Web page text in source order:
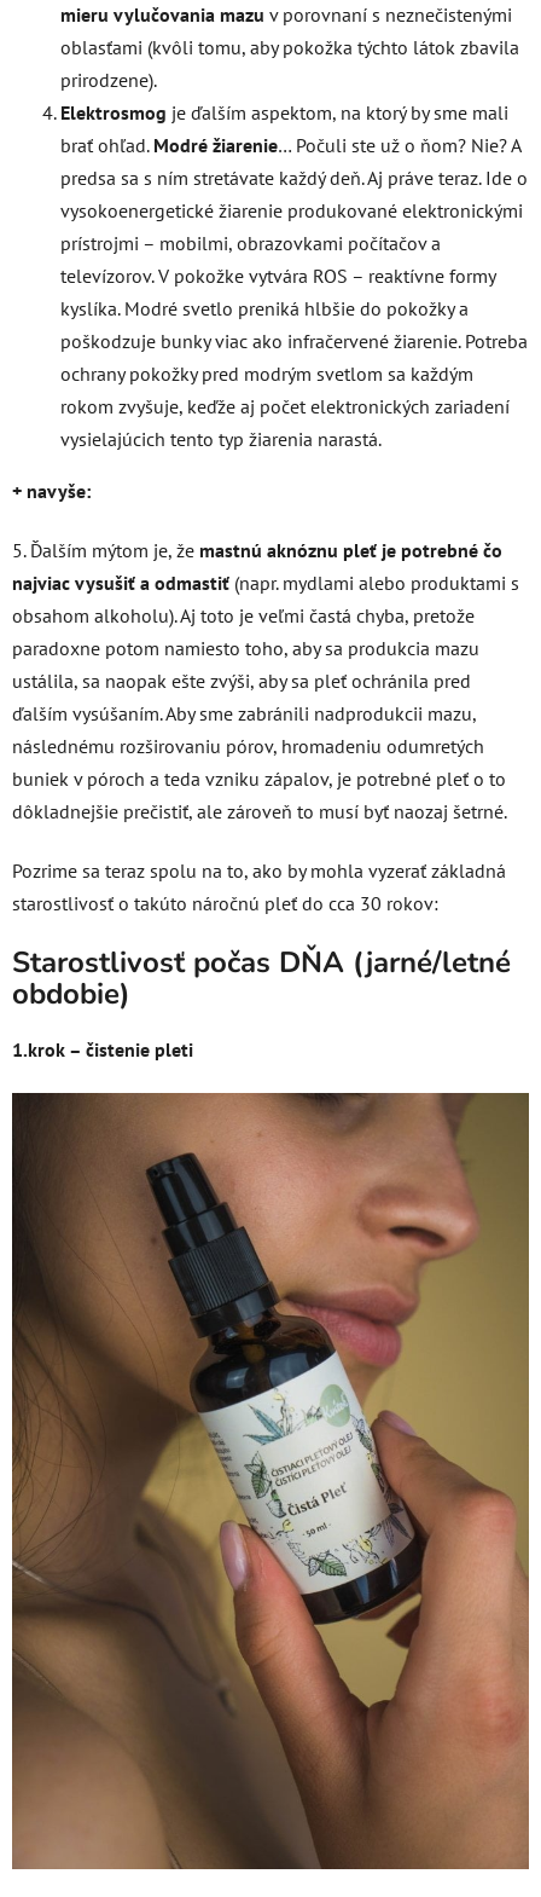
mieru vylučovania mazu v porovnaní s neznečistenými
oblasťami (kvôli tomu, aby pokožka týchto látok zbavila
prirodzene).
Elektrosmog je ďalším aspektom, na ktorý by sme mali
brať ohľad. Modré žiarenie… Počuli ste už o ňom? Nie? A
predsa sa s ním stretávate každý deň. Aj práve teraz. Ide o
vysokoenergetické žiarenie produkované elektronickými
prístrojmi – mobilmi, obrazovkami počítačov a
televízorov. V pokožke vytvára ROS – reaktívne formy
kyslíka. Modré svetlo preniká hlbšie do pokožky a
poškodzuje bunky viac ako infračervené žiarenie. Potreba
ochrany pokožky pred modrým svetlom sa každým
rokom zvyšuje, keďže aj počet elektronických zariadení
vysielajúcich tento typ žiarenia narastá.
+ navyše:
5. Ďalším mýtom je, že mastnú aknóznu pleť je potrebné čo
najviac vysušiť a odmastiť (napr. mydlami alebo produktami s
obsahom alkoholu). Aj toto je veľmi častá chyba, pretože
paradoxne potom namiesto toho, aby sa produkcia mazu
ustálila, sa naopak ešte zvýši, aby sa pleť ochránila pred
ďalším vysúšaním. Aby sme zabránili nadprodukcii mazu,
následnému rozširovaniu pórov, hromadeniu odumretých
buniek v póroch a teda vzniku zápalov, je potrebné pleť o to
dôkladnejšie prečistiť, ale zároveň to musí byť naozaj šetrné.
Pozrime sa teraz spolu na to, ako by mohla vyzerať základná
starostlivosť o takúto náročnú pleť do cca 30 rokov:
Starostlivosť počas DŇA (jarné/letné
obdobie)
1.krok – čistenie pleti